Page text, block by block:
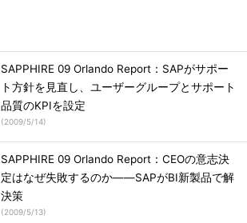
SAPPHIRE 09 Orlando Report：SAPがサポー
ト方針を見直し、ユーザーグループとサポート
品質のKPIを設定
(2009/5/14)
SAPPHIRE 09 Orlando Report：CEOの意志決
定はなぜ失敗するのか――SAPがBI新製品で解
決策
(2009/5/13)